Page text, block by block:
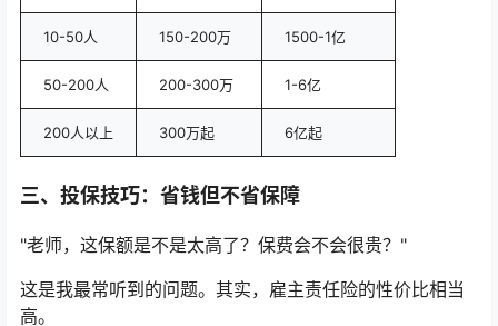
10-50人 150-200万 1500-1亿
50-200人 200-300万 1-6亿
200人以上 300万起 6亿起
三、投保技巧：省钱但不省保障
"老师，这保额是不是太高了？保费会不会很贵？"
这是我最常听到的问题。其实，雇主责任险的性价比相当
高。